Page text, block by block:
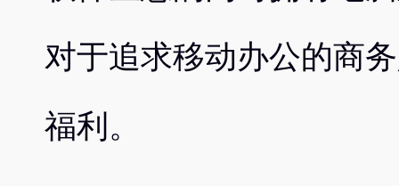
对于追求移动办公的商
福利。